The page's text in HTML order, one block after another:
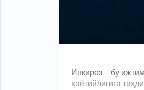
Инқироз – бу
ҳаётийлигига